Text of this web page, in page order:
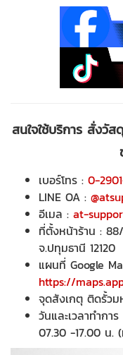
สนใจใช้บริการ สั่งวั
เบอร์โทร : 0-
LINE OA :
อีเมล : at-
ที่ตั้งหน้าร้าน :
จ.ปทุมธานี 12120
แผนที่ Google
https://
จุดสังเกตุ ติดรั้ว
วันและเวลาทำกา
07.30 -17.00 น.